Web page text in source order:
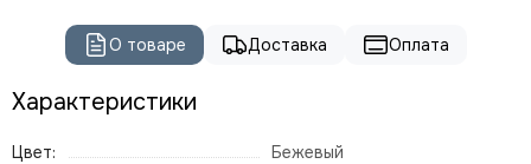
О товаре Доставка Оплата
Характеристики
Цвет:
Бежевый